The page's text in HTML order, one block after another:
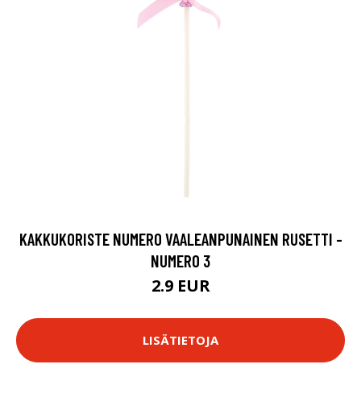
KAKKUKORISTE NUMERO VAALEANPUNAINEN RUSETTI -
NUMERO 3
2.9 EUR
LISÄTIETOJA